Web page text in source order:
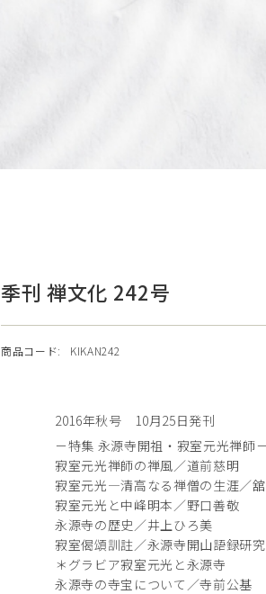
季刊 禅文化 242号
商品コード: KIKAN242
2016年秋号 10月25日発刊
－特集 永源寺開祖・寂室元光禅師－
寂室元光禅師の禅風／道前慈明
寂室元光―清高なる禅僧の生涯／
寂室元光と中峰明本／野口善敬
永源寺の歴史／井上ひろ美
寂室偈頌訓註／永源寺開山語録研
＊グラビア寂室元光と永源寺
永源寺の寺宝について／寺前公基